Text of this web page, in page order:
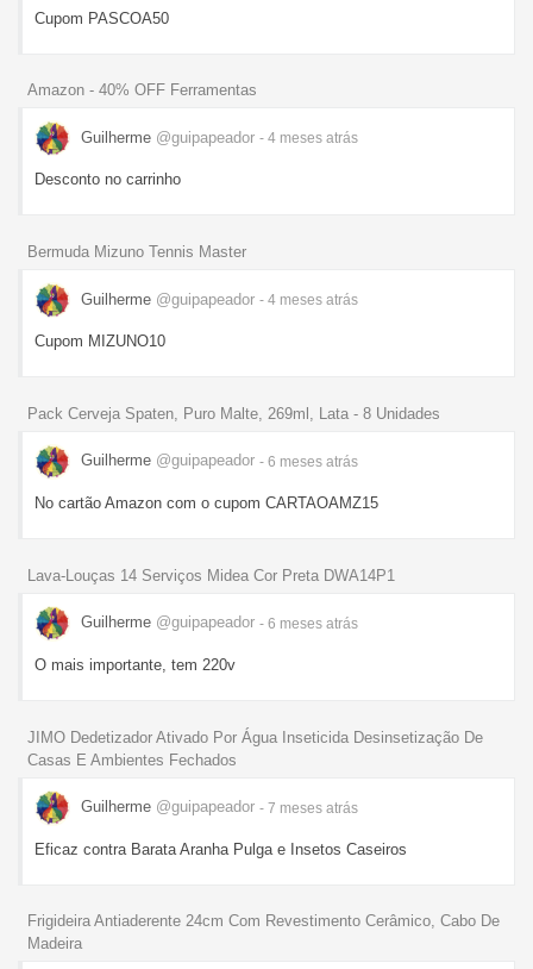
Cupom PASCOA50
Amazon - 40% OFF Ferramentas
Guilherme @guipapeador - 4 meses atrás
Desconto no carrinho
Bermuda Mizuno Tennis Master
Guilherme @guipapeador - 4 meses atrás
Cupom MIZUNO10
Pack Cerveja Spaten, Puro Malte, 269ml, Lata - 8 Unidades
Guilherme @guipapeador - 6 meses atrás
No cartão Amazon com o cupom CARTAOAMZ15
Lava-Louças 14 Serviços Midea Cor Preta DWA14P1
Guilherme @guipapeador - 6 meses atrás
O mais importante, tem 220v
JIMO Dedetizador Ativado Por Água Inseticida Desinsetização De
Casas E Ambientes Fechados
Guilherme @guipapeador - 7 meses atrás
Eficaz contra Barata Aranha Pulga e Insetos Caseiros
Frigideira Antiaderente 24cm Com Revestimento Cerâmico, Cabo De
Madeira